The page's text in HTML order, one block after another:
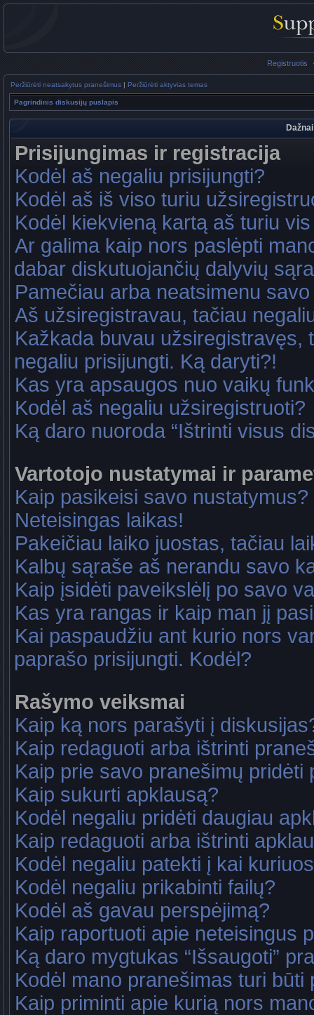
Registruotis
Peržiūrėti neatsakytus pranešimus | Peržiūrėti aktyvias temas
Pagrindinis diskusijų puslapis
Prisijungimas ir registracija
Kodėl aš negaliu prisijungti?
Kodėl aš iš viso turiu
Kodėl kiekvieną kartą aš turiu
Ar galima kaip nors paslėpti
dabar diskutuojančių dalyvių
Pamečiau arba neatsimenu
Aš užsiregistravau, tačiau
Kažkada buvau užsiregistravęs,
negaliu prisijungti. Ką daryti?!
Kas yra apsaugos nuo vaikų
Kodėl aš negaliu užsiregistruoti?
Ką daro nuoroda “Ištrinti visus
Vartotojo nustatymai ir
Kaip pasikeisi savo nustatymus?
Neteisingas laikas!
Pakeičiau laiko juostas, tačiau
Kalbų sąraše aš nerandu savo
Kaip įsidėti paveikslėlį po savo
Kas yra rangas ir kaip man jį
Kai paspaudžiu ant kurio nors
paprašo prisijungti. Kodėl?
Rašymo veiksmai
Kaip ką nors parašyti į
Kaip redaguoti arba ištrinti
Kaip prie savo pranešimų pridėti
Kaip sukurti apklausą?
Kodėl negaliu pridėti daugiau
Kaip redaguoti arba ištrinti
Kodėl negaliu patekti į kai
Kodėl negaliu prikabinti failų?
Kodėl aš gavau perspėjimą?
Kaip raportuoti apie neteisingus
Ką daro mygtukas “Išsaugoti”
Kodėl mano pranešimas turi būti
Kaip priminti apie kurią nors